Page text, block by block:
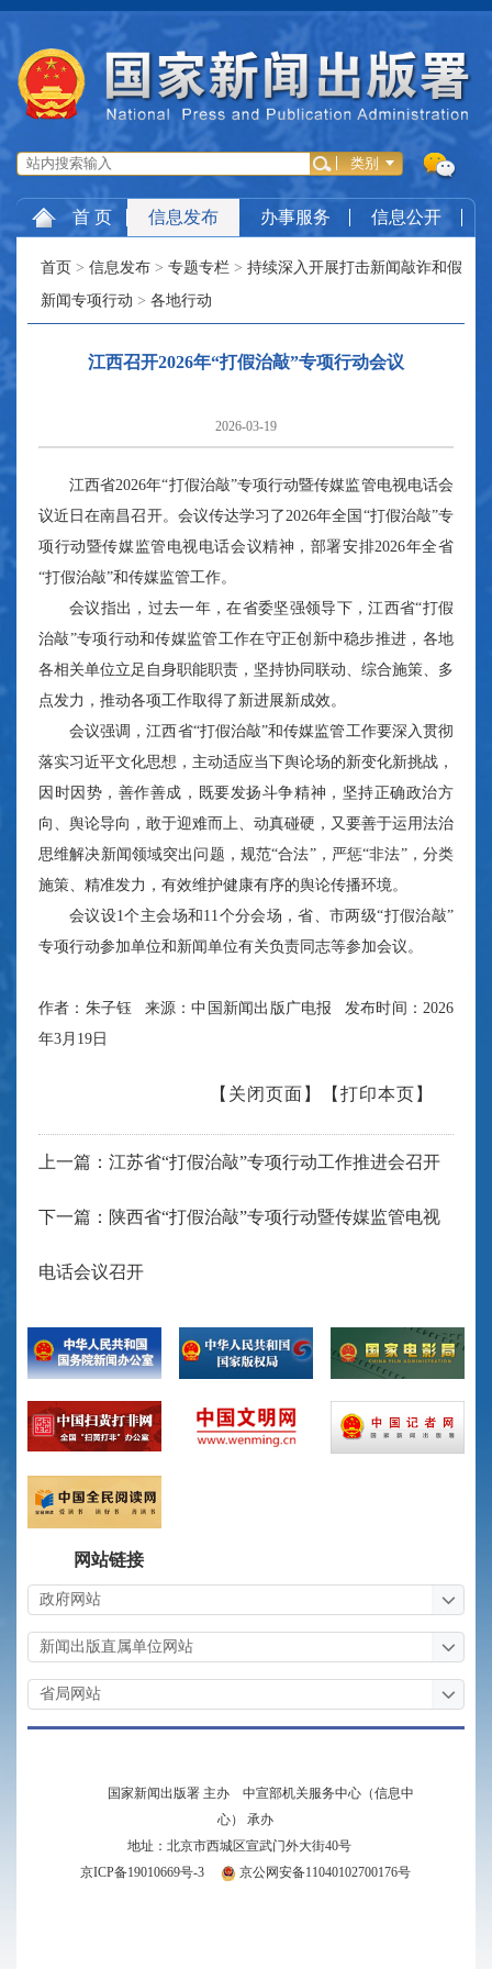
首 页 信息发布 办事服务 信息公开
首页 > 信息发布 > 专题专栏 > 持续深入开展打击新闻敲诈和假
新闻专项行动 > 各地行动
江西召开2026年“打假治敲”专项行动会议
2026-03-19
江西省2026年“打假治敲”专项行动暨传媒监管电视电话会
议近日在南昌召开。会议传达学习了2026年全国“打假治敲”专
项行动暨传媒监管电视电话会议精神，部署安排2026年全省
“打假治敲”和传媒监管工作。
会议指出，过去一年，在省委坚强领导下，江西省“打假
治敲”专项行动和传媒监管工作在守正创新中稳步推进，各地
各相关单位立足自身职能职责，坚持协同联动、综合施策、多
点发力，推动各项工作取得了新进展新成效。
会议强调，江西省“打假治敲”和传媒监管工作要深入贯彻
落实习近平文化思想，主动适应当下舆论场的新变化新挑战，
因时因势，善作善成，既要发扬斗争精神，坚持正确政治方
向、舆论导向，敢于迎难而上、动真碰硬，又要善于运用法治
思维解决新闻领域突出问题，规范“合法”，严惩“非法”，分类
施策、精准发力，有效维护健康有序的舆论传播环境。
会议设1个主会场和11个分会场，省、市两级“打假治敲”
专项行动参加单位和新闻单位有关负责同志等参加会议。
作者：朱子钰 来源：中国新闻出版广电报 发布时间：2026
年3月19日
【打印本页】
【关闭页面】
上一篇：江苏省“打假治敲”专项行动工作推进会召开
下一篇：陕西省“打假治敲”专项行动暨传媒监管电视
电话会议召开
网站链接
国家新闻出版署 主办 中宣部机关服务中心（信息中
心） 承办
地址：北京市西城区宣武门外大街40号
京ICP备19010669号-3
京公网安备11040102700176号